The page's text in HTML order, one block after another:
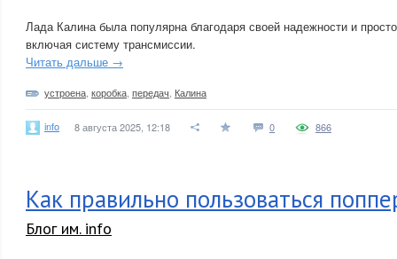
Лада Калина была популярна благодаря своей надежности и
включая систему трансмиссии.
Читать дальше →
устроена коробка передач Калина
info 8 августа 2025, 12:18 0 866
Как правильно пользоваться
Блог им. info